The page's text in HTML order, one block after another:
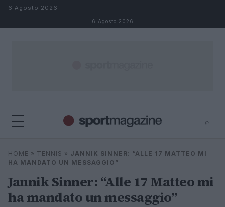
Salta al contenuto
6 Agosto 2026
6 Agosto 2026
⌕
Cerca
⌕
HOME » TENNIS » JANNIK SINNER: “ALLE 17 MATTEO MI
HA MANDATO UN MESSAGGIO”
Jannik Sinner: “Alle 17 Matteo mi
ha mandato un messaggio”